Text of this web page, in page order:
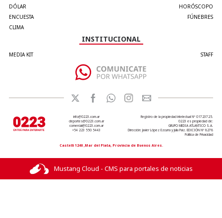
DÓLAR
ENCUESTA
CLIMA
HORÓSCOPO
FÚNEBRES
INSTITUCIONAL
MEDIA KIT STAFF
info@0223.com.ar
deportes@0223.com.ar
comercial@0223.com.ar
+54 223 550 5443
Registro de la propiedad intelectual Nº 01723725.
0223 es propiedad de:
GRUPO MEDIA ATLANTICO S.A.
Dirección: Javier López Ezcurra y Julia Paiz. EDICIÓN Nº 8278
Política de Privacidad
Castelli 1240 ,Mar del Plata, Provincia de Buenos Aires.
Mustang Cloud - CMS para portales de noticias